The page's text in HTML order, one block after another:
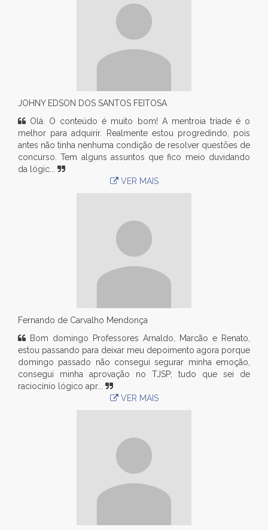
JOHNY EDSON DOS SANTOS FEITOSA
Olá. O conteúdo é muito bom! A mentroia tríade é o
melhor para adquirir. Realmente estou progredindo, pois
antes não tinha nenhuma condição de resolver questões de
concurso. Tem alguns assuntos que fico meio duvidando
da lógic...
VER MAIS
Fernando de Carvalho Mendonça
Bom domingo Professores Arnaldo, Marcão e Renato,
estou passando para deixar meu depoimento agora porque
domingo passado não consegui segurar minha emoção,
consegui minha aprovação no TJSP; tudo que sei de
raciocínio lógico apr...
VER MAIS